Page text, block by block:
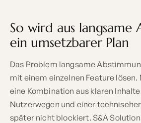
So wird aus langsame
ein umsetzbarer Plan
Das Problem langsame
mit einem einzelnen Feature
eine Kombination aus klaren
Nutzerwegen und einer
später nicht blockiert. S&A